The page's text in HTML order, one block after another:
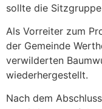
sollte die
Als Vorreiter zum
der Gemeinde
verwilderten
wiederhergestellt.
Nach dem